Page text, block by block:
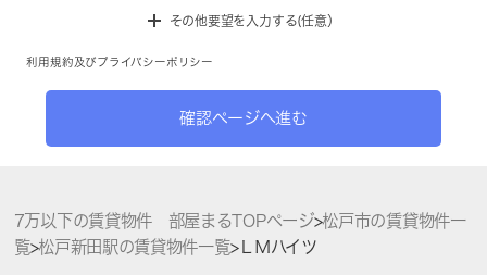
その他要望を入力する(任意）
利用規約 及び プライバシーポリシー
確認ページへ進む
7万以下の賃貸物件 部屋まるTOPページ>松戸市の賃貸物件一
覧>松戸新田駅の賃貸物件一覧>ＬＭハイツ